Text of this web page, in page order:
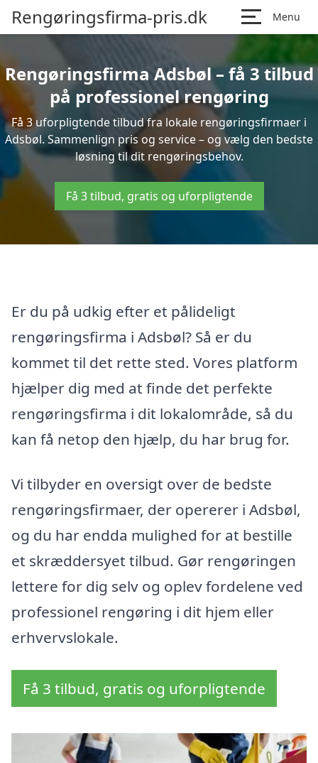
Rengøringsfirma-pris.dk Menu
Rengøringsfirma Adsbøl – få 3 tilbud
på professionel rengøring
Få 3 uforpligtende tilbud fra lokale rengøringsfirmaer i
Adsbøl. Sammenlign pris og service – og vælg den bedste
løsning til dit rengøringsbehov.
Få 3 tilbud, gratis og uforpligtende
Er du på udkig efter et pålideligt
rengøringsfirma i Adsbøl? Så er du
kommet til det rette sted. Vores platform
hjælper dig med at finde det perfekte
rengøringsfirma i dit lokalområde, så du
kan få netop den hjælp, du har brug for.
Vi tilbyder en oversigt over de bedste
rengøringsfirmaer, der opererer i Adsbøl,
og du har endda mulighed for at bestille
et skræddersyet tilbud. Gør rengøringen
lettere for dig selv og oplev fordelene ved
professionel rengøring i dit hjem eller
erhvervslokale.
Få 3 tilbud, gratis og uforpligtende